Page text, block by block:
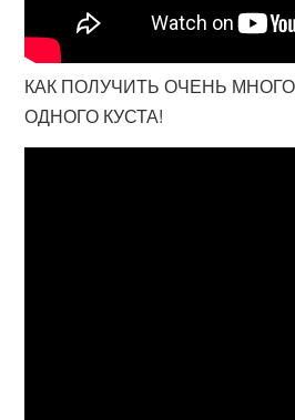
КАК ПОЛУЧИТЬ ОЧЕНЬ
ОДНОГО КУСТА!